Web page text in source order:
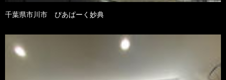
千葉県市川市 ぴあぱーく妙典